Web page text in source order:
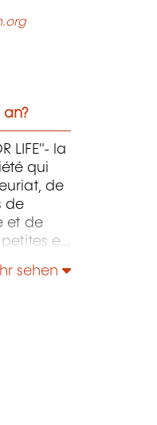
an?
LIFE"- la
qui
de
de
et de
et
sehen